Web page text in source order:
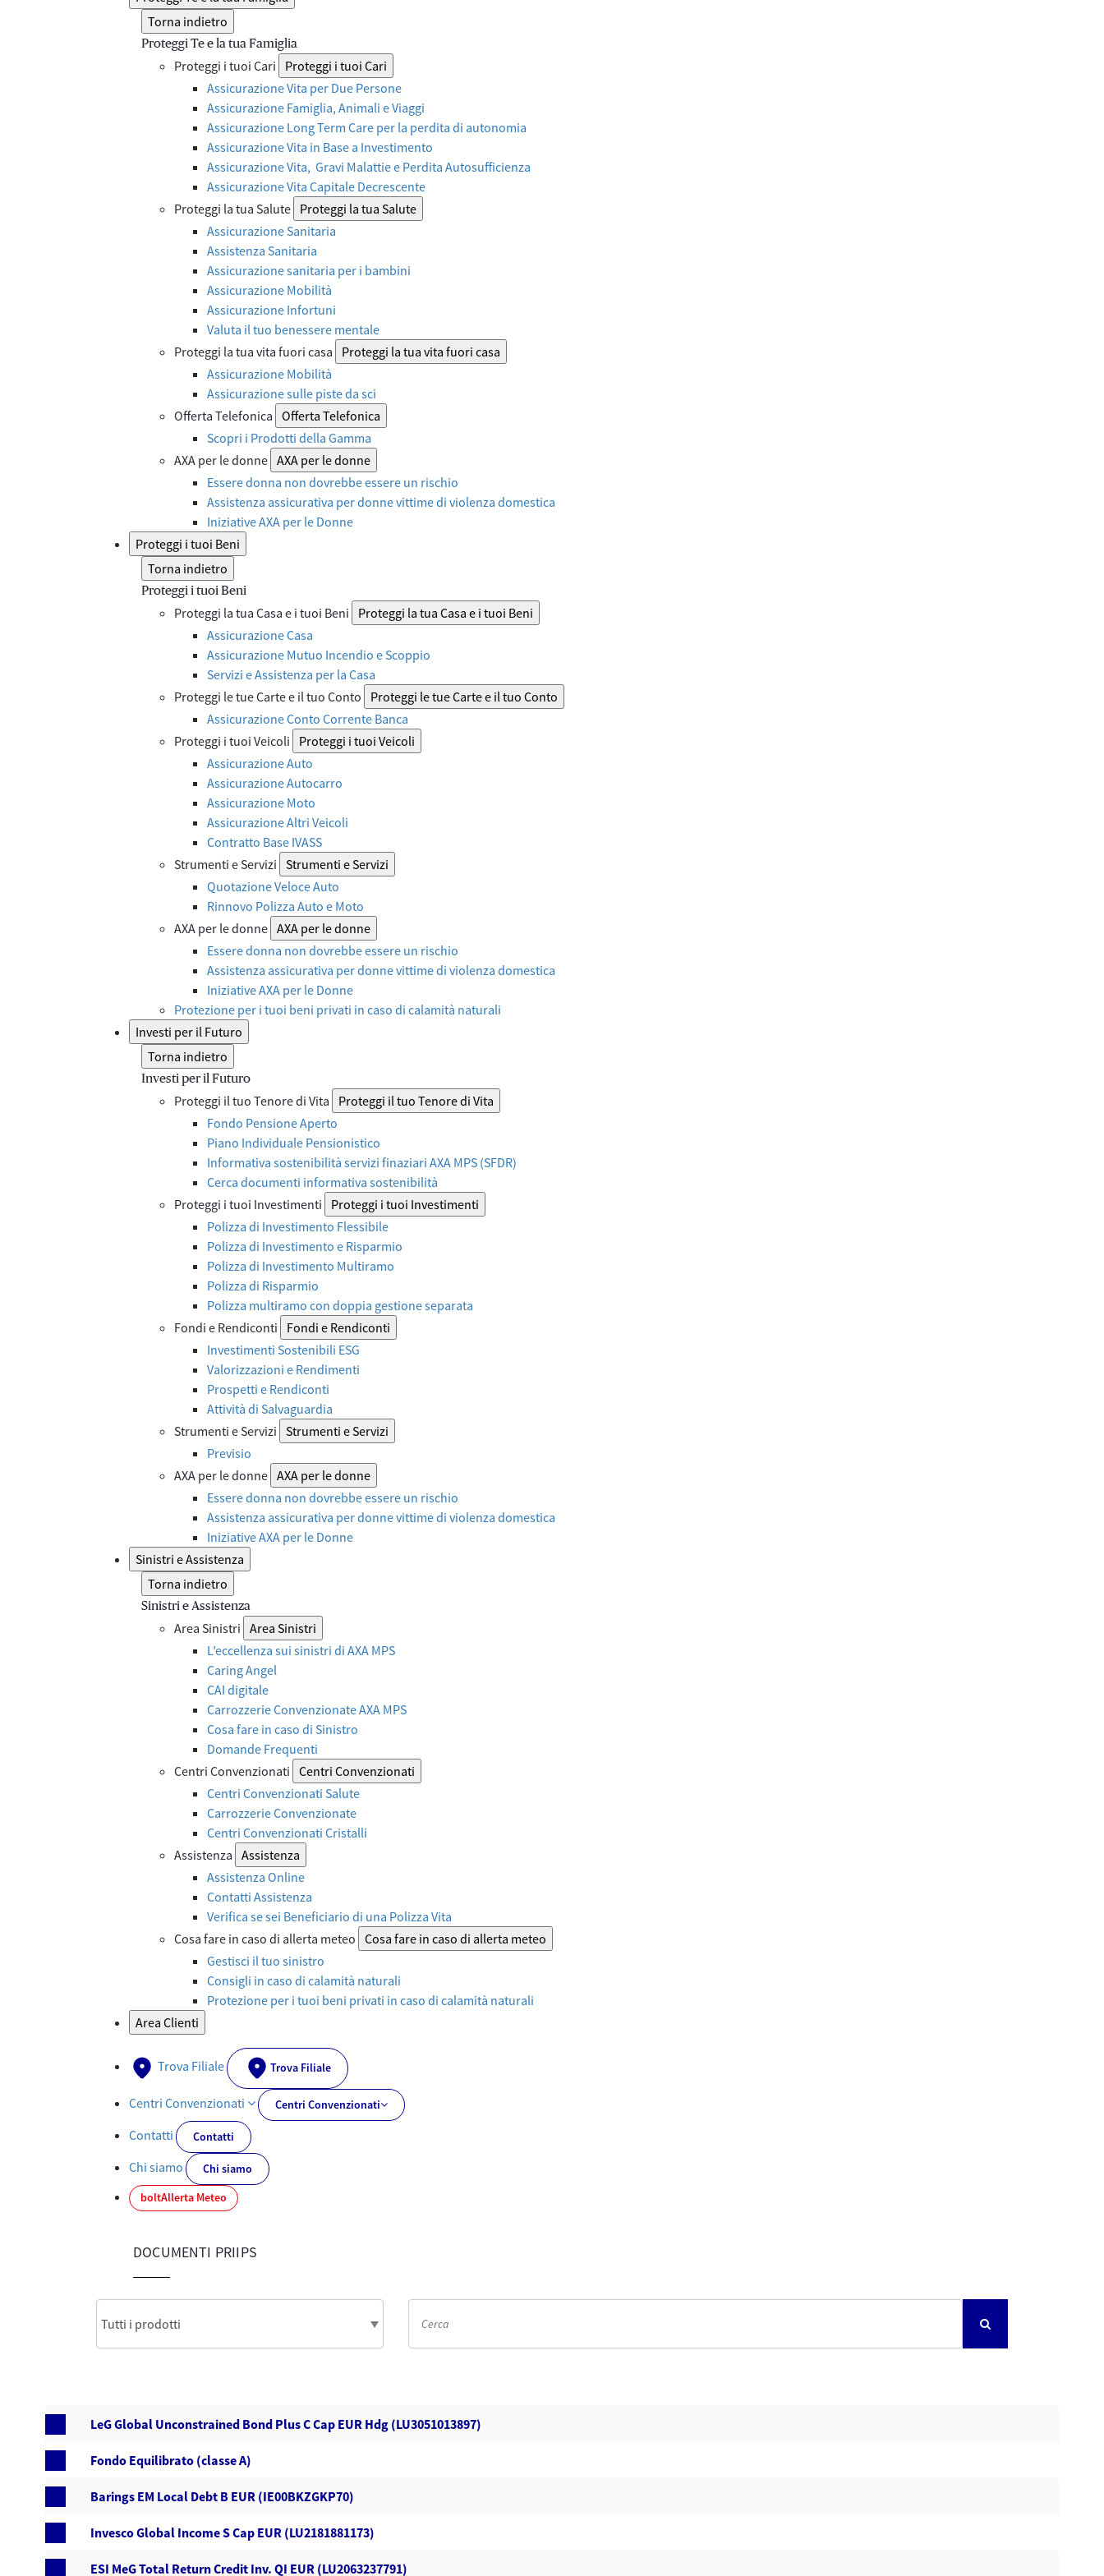
Torna indietro
Proteggi Te e la tua Famiglia
Proteggi i tuoi Cari
Proteggi i tuoi Cari
Assicurazione Vita per Due Persone
Assicurazione Famiglia, Animali e Viaggi
Assicurazione Long Term Care per la perdita di autonomia
Assicurazione Vita in Base a Investimento
Assicurazione Vita, Gravi Malattie e Perdita Autosufficienza
Assicurazione Vita Capitale Decrescente
Proteggi la tua Salute Proteggi la tua Salute
Assicurazione Sanitaria
Assistenza Sanitaria
Assicurazione sanitaria per i bambini
Assicurazione Mobilità
Assicurazione Infortuni
Valuta il tuo benessere mentale
Proteggi la tua vita fuori casa
Proteggi la tua vita fuori casa
Assicurazione Mobilità
Assicurazione sulle piste da sci
Offerta Telefonica Offerta Telefonica
Scopri i Prodotti della Gamma
AXA per le donne AXA per le donne
Essere donna non dovrebbe essere un rischio
Assistenza assicurativa per donne vittime di violenza domestica
Iniziative AXA per le Donne
Proteggi i tuoi Beni
Torna indietro
Proteggi i tuoi Beni
Proteggi la tua Casa e i tuoi Beni
Proteggi la tua Casa e i tuoi Beni
Assicurazione Casa
Assicurazione Mutuo Incendio e Scoppio
Servizi e Assistenza per la Casa
Proteggi le tue Carte e il tuo Conto
Proteggi le tue Carte e il tuo Conto
Assicurazione Conto Corrente Banca
Proteggi i tuoi Veicoli
Proteggi i tuoi Veicoli
Assicurazione Auto
Assicurazione Autocarro
Assicurazione Moto
Assicurazione Altri Veicoli
Contratto Base IVASS
Strumenti e Servizi Strumenti e Servizi
Quotazione Veloce Auto
Rinnovo Polizza Auto e Moto
AXA per le donne AXA per le donne
Essere donna non dovrebbe essere un rischio
Assistenza assicurativa per donne vittime di violenza domestica
Iniziative AXA per le Donne
Protezione per i tuoi beni privati in caso di calamità naturali
Investi per il Futuro
Torna indietro
Investi per il Futuro
Proteggi il tuo Tenore di Vita
Proteggi il tuo Tenore di Vita
Fondo Pensione Aperto
Piano Individuale Pensionistico
Informativa sostenibilità servizi finaziari AXA MPS (SFDR)
Cerca documenti informativa sostenibilità
Proteggi i tuoi Investimenti
Proteggi i tuoi Investimenti
Polizza di Investimento Flessibile
Polizza di Investimento e Risparmio
Polizza di Investimento Multiramo
Polizza di Risparmio
Polizza multiramo con doppia gestione separata
Fondi e Rendiconti
Fondi e Rendiconti
Investimenti Sostenibili ESG
Valorizzazioni e Rendimenti
Prospetti e Rendiconti
Attività di Salvaguardia
Strumenti e Servizi Strumenti e Servizi
Previsio
AXA per le donne AXA per le donne
Essere donna non dovrebbe essere un rischio
Assistenza assicurativa per donne vittime di violenza domestica
Iniziative AXA per le Donne
Sinistri e Assistenza
Torna indietro
Sinistri e Assistenza
Area Sinistri Area Sinistri
L’eccellenza sui sinistri di AXA MPS
Caring Angel
CAI digitale
Carrozzerie Convenzionate AXA MPS
Cosa fare in caso di Sinistro
Domande Frequenti
Centri Convenzionati Centri Convenzionati
Centri Convenzionati Salute
Carrozzerie Convenzionate
Centri Convenzionati Cristalli
Assistenza Assistenza
Assistenza Online
Contatti Assistenza
Verifica se sei Beneficiario di una Polizza Vita
Cosa fare in caso di allerta meteo Cosa fare in caso di allerta meteo
Gestisci il tuo sinistro
Consigli in caso di calamità naturali
Protezione per i tuoi beni privati in caso di calamità naturali
Area Clienti
Trova Filiale Trova Filiale
Centri Convenzionati Centri Convenzionati
Contatti Contatti
Chi siamo
Chi siamo
boltAllerta Meteo
DOCUMENTI PRIIPS
LeG Global Unconstrained Bond Plus C Cap EUR Hdg (LU3051013897)
Fondo Equilibrato (classe A)
Barings EM Local Debt B EUR (IE00BKZGKP70)
Invesco Global Income S Cap EUR (LU2181881173)
ESI MeG Total Return Credit Inv. QI EUR (LU2063237791)